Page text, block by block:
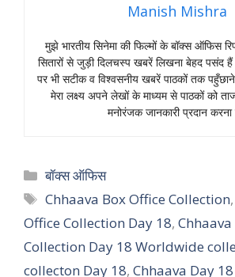
Manish Mishra
मुझे भारतीय सिनेमा की फिल्मों के बॉक्स ऑफिस
सितारों से जुड़ी दिलचस्प खबरें लिखना बेहद पसंद
पर भी सटीक व विश्वसनीय खबरें पाठकों तक
मेरा लक्ष्य अपने लेखों के माध्यम से पाठकों को
मनोरंजक जानकारी प्रदान
Categories
बॉक्स ऑफिस
Tags
Chhaava Box Office Collection
Office Collection Day 18,
Collection Day 18 Worldwide
collecton Day 18, Chhaava Day